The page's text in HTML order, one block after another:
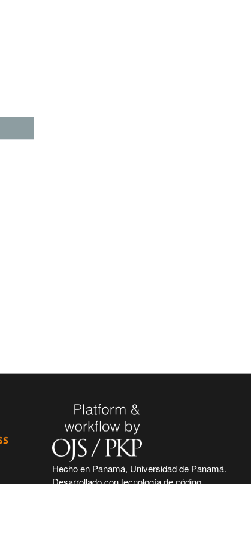
Hecho en Panamá, Universidad de Panamá.
Desarrollado con tecnología de código